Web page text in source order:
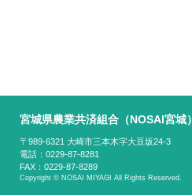
宮城県農業共済組合（NOSAI宮城）
〒989-6321 大崎市三本木字大豆坂24-3
電話：0229-87-8281
FAX：0229-87-8289
Copyright © NOSAI MIYAGI All Rights Reserved.